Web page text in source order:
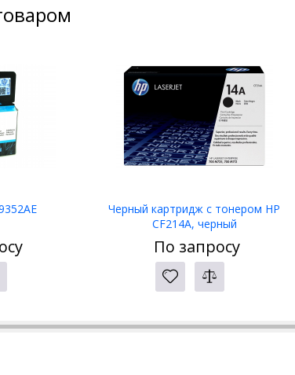
Черный картридж с тонером HP
CF214A, черный
По запросу